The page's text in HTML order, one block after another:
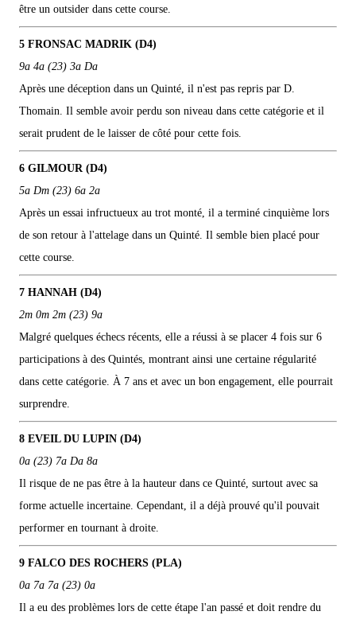
être un outsider dans cette course.
5 FRONSAC MADRIK (D4)
9a 4a (23) 3a Da
Après une déception dans un Quinté, il n'est pas repris par D.
Thomain. Il semble avoir perdu son niveau dans cette catégorie et il
serait prudent de le laisser de côté pour cette fois.
6 GILMOUR (D4)
5a Dm (23) 6a 2a
Après un essai infructueux au trot monté, il a terminé cinquième lors
de son retour à l'attelage dans un Quinté. Il semble bien placé pour
cette course.
7 HANNAH (D4)
2m 0m 2m (23) 9a
Malgré quelques échecs récents, elle a réussi à se placer 4 fois sur 6
participations à des Quintés, montrant ainsi une certaine régularité
dans cette catégorie. À 7 ans et avec un bon engagement, elle pourrait
surprendre.
8 EVEIL DU LUPIN (D4)
0a (23) 7a Da 8a
Il risque de ne pas être à la hauteur dans ce Quinté, surtout avec sa
forme actuelle incertaine. Cependant, il a déjà prouvé qu'il pouvait
performer en tournant à droite.
9 FALCO DES ROCHERS (PLA)
0a 7a 7a (23) 0a
Il a eu des problèmes lors de cette étape l'an passé et doit rendre du